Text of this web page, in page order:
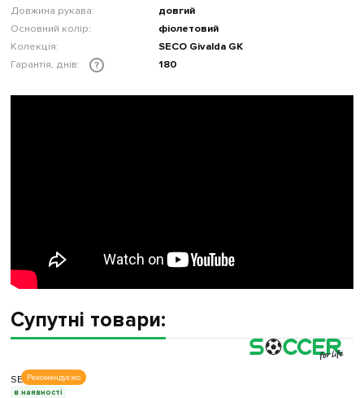
Довжина рукава:
довгий
Основний колір:
фіолетовий
Колекція:
SECO Givalda GK
Гарантія, днів:
? 180
Супутні товари:
Рекомендуємо
SECO
в наявності